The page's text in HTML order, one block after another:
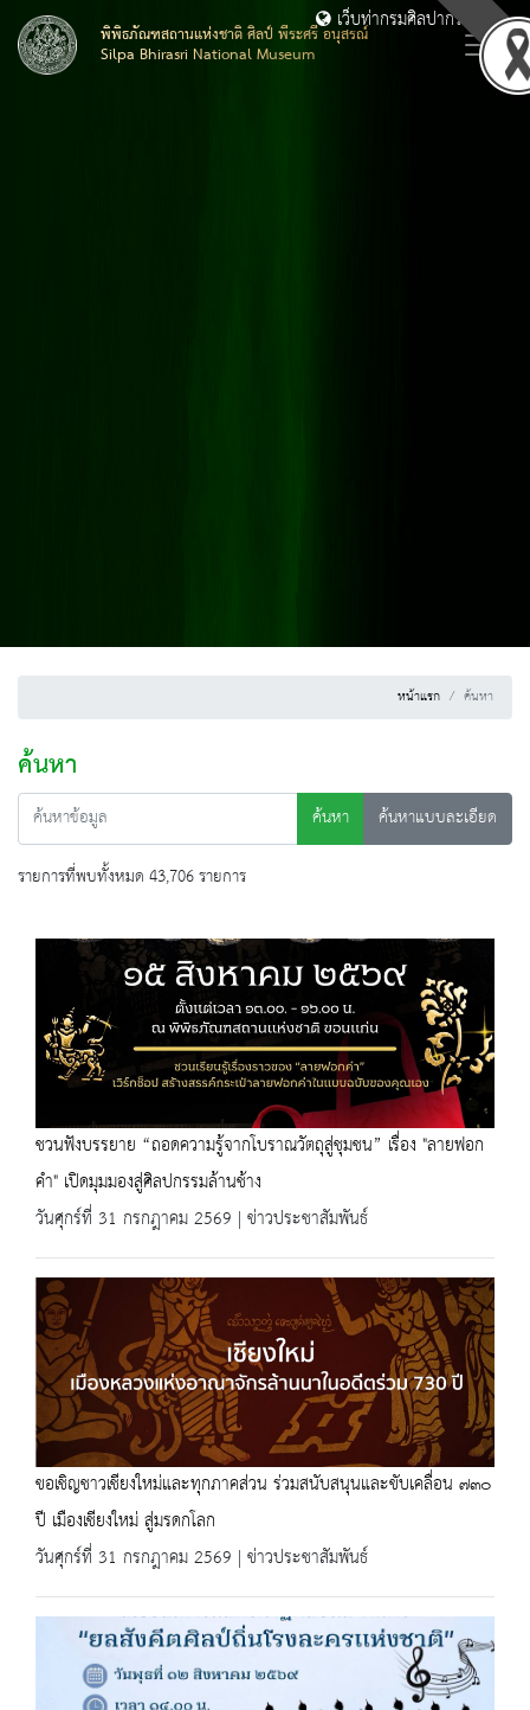
พิพิธภัณฑสถานแห่งชาติ ศิลป์ พีระศรี อนุสรณ์
Silpa Bhirasri National Museum
เว็บท่ากรมศิลปากร
หน้าแรก ค้นหา
ค้นหา
ค้นหา
ค้นหาแบบละเอียด
รายการที่พบทั้งหมด 43,706 รายการ
ชวนฟังบรรยาย “ถอดความรู้จากโบราณวัตถุสู่ชุมชน” เรื่อง "ลายฟอก
คำ" เปิดมุมมองสู่ศิลปกรรมล้านช้าง
วันศุกร์ที่ 31 กรกฎาคม 2569 | ข่าวประชาสัมพันธ์
ขอเชิญชาวเชียงใหม่และทุกภาคส่วน ร่วมสนับสนุนและขับเคลื่อน ๗๓๐
ปี เมืองเชียงใหม่ สู่มรดกโลก
วันศุกร์ที่ 31 กรกฎาคม 2569 | ข่าวประชาสัมพันธ์